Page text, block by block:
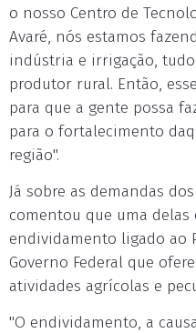
o nosso Centro de
Avaré, nós estamos
indústria e irrigação,
produtor rural. Então,
para que a gente possa
para o fortalecimento
região".
Já sobre as demandas
comentou que uma delas
endividamento ligado ao
Governo Federal que
atividades agrícolas e
"O endividamento, a